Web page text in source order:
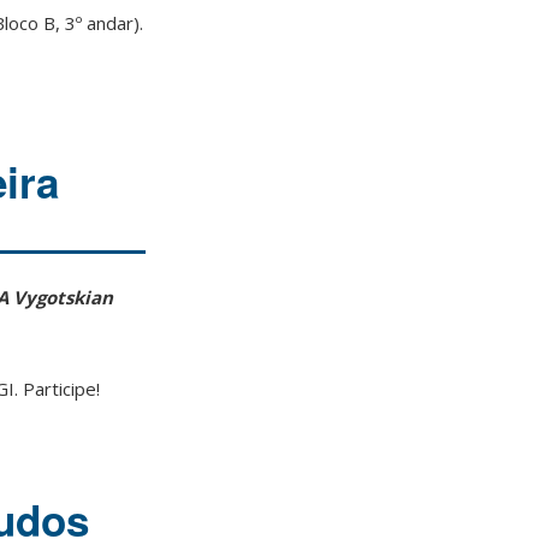
B, 3º andar).
Vygotskian
Participe!